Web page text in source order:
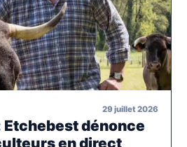
29 juillet 2026
dénonce
en direct